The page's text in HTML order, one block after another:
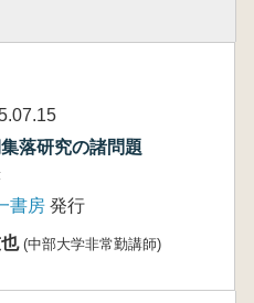
落研究の諸問題
書房 発行
(中部大学非常勤講師)